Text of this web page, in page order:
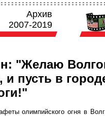
Архив
2007-2019
"Желаю
и пусть в
олимпийского огня в